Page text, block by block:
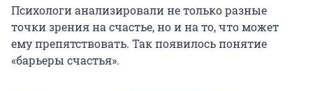
Психологи анализировали не только разные
точки зрения на счастье, но и на то, что может
ему препятствовать. Так появилось понятие
«барьеры счастья».